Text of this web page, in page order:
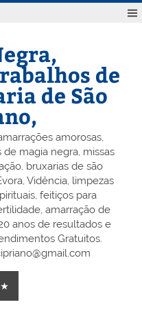
de
de São
amorosas,
magia negra, missas
bruxarias de são
Vidência, limpezas
feitiços para
amarração de
anos de resultados e
Gratuitos.